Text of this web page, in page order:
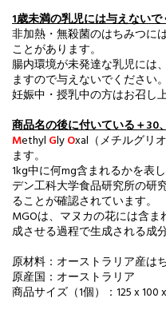
1歳未満の乳児には与えない
非加熱・無殺菌のはちみつに
ことがあります。
腸内環境が未発達な乳児には
ますので与えないでください。
妊娠中・授乳中の方はお召し
商品名の後に付いている＋30
Methyl GlyOxal（メチルグリ
ます。
1kg中に何mg含まれるかを表
デン工科大学食品研究所の研
ることが確認されています。
MGOは、マヌカの花には含
成させる過程で生成される成
原材料：オーストラリア産は
原産国：オーストラリア
商品サイズ（1個）：125 x 100